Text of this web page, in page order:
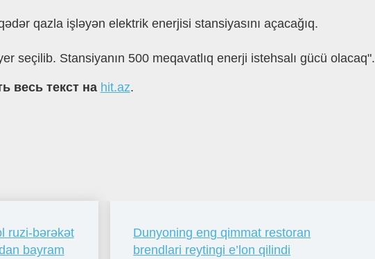
qazla işləyən elektrik enerjisi stansiyasını açacağıq.
seçilib. Stansiyanın 500 meqavatlıq enerji istehsalı gücü olacaq".
весь текст на hit.az.
ruzi-bərəkət
bayram
Dunyoning eng qimmat restoran
brendlari reytingi e’lon qilindi